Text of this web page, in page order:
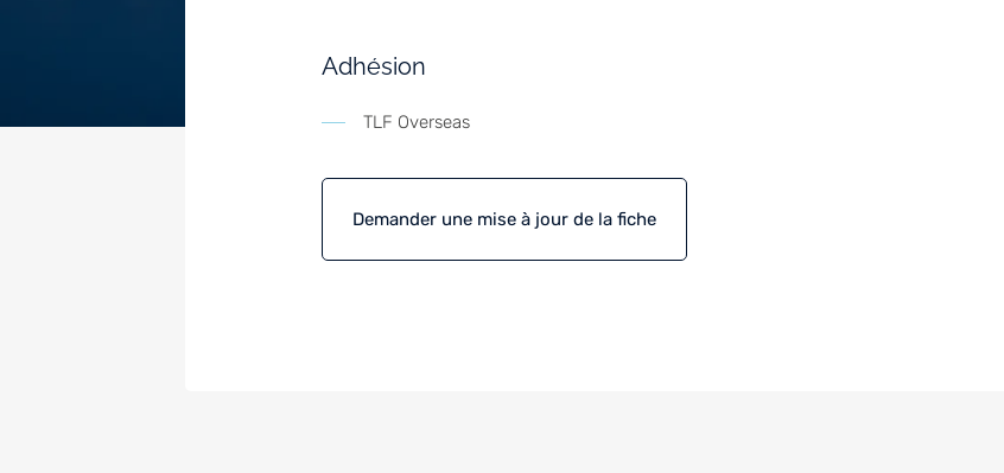
Adhésion
TLF Overseas
Demander une mise à jour de la fiche